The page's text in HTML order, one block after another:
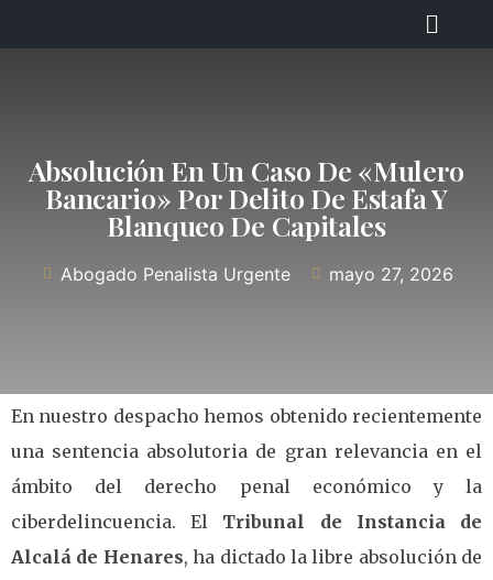
Absolución En Un Caso De «mulero
Bancario» Por Delito De Estafa Y
Blanqueo De Capitales
Abogado Penalista Urgente mayo 27, 2026
En nuestro despacho hemos obtenido recientemente
una sentencia absolutoria de gran relevancia en el
ámbito del derecho penal económico y la
ciberdelincuencia. El Tribunal de Instancia de
Alcalá de Henares, ha dictado la libre absolución de